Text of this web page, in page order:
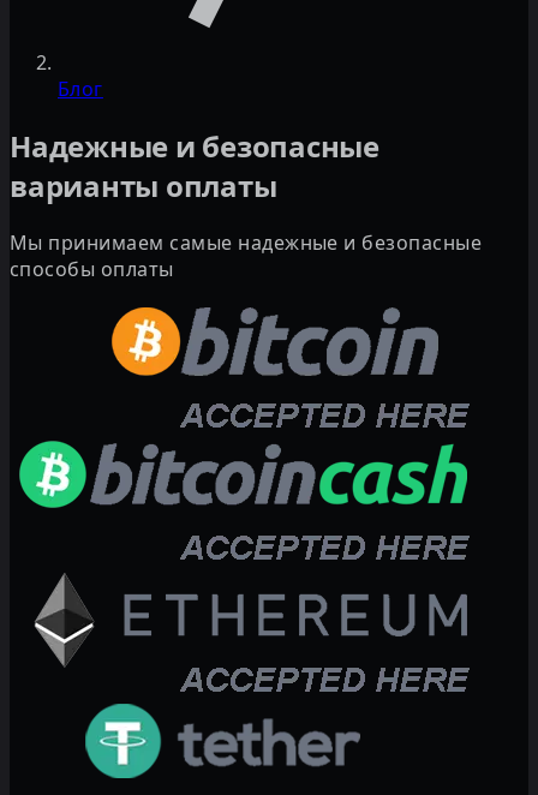
Блог
Надежные и безопасные
варианты оплаты
Мы принимаем самые надежные и безопасные
способы оплаты